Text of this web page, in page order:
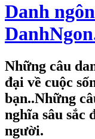
Danh
Những câu
đại về cuộc
bạn..Những
nghĩa sâu sắc
người.